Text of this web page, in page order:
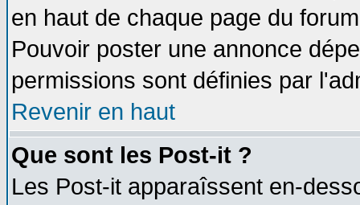
en haut de chaque page du
Pouvoir poster une annonce
permissions sont définies par
Revenir en haut
Que sont les Post-it ?
Les Post-it apparaîssent en-